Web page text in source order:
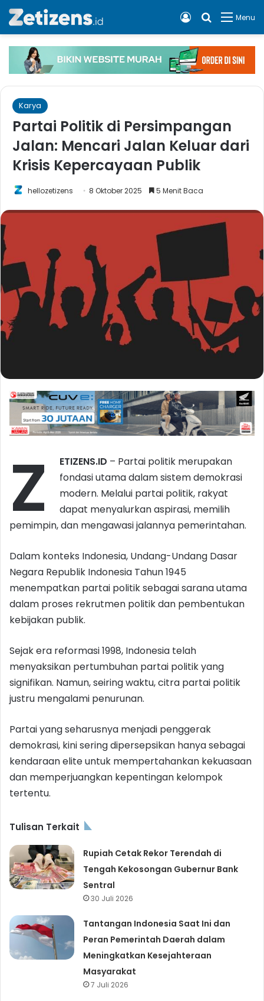
Menu
Cari apa,
Log In
Karya
Partai Politik di Persimpangan
Jalan: Mencari Jalan Keluar dari
Krisis Kepercayaan Publik
hellozetizens 8 Oktober 2025 5 Menit Baca
Z ETIZENS.ID – Partai politik merupakan
fondasi utama dalam sistem demokrasi
modern. Melalui partai politik, rakyat
dapat menyalurkan aspirasi, memilih
pemimpin, dan mengawasi jalannya pemerintahan.
Dalam konteks Indonesia, Undang-Undang Dasar
Negara Republik Indonesia Tahun 1945
menempatkan partai politik sebagai sarana utama
dalam proses rekrutmen politik dan pembentukan
kebijakan publik.
Sejak era reformasi 1998, Indonesia telah
menyaksikan pertumbuhan partai politik yang
signifikan. Namun, seiring waktu, citra partai politik
justru mengalami penurunan.
Partai yang seharusnya menjadi penggerak
demokrasi, kini sering dipersepsikan hanya sebagai
kendaraan elite untuk mempertahankan kekuasaan
dan memperjuangkan kepentingan kelompok
tertentu.
Tulisan Terkait
Rupiah Cetak Rekor Terendah di
Tengah Kekosongan Gubernur Bank
Sentral
30 Juli 2026
Tantangan Indonesia Saat Ini dan
Peran Pemerintah Daerah dalam
Meningkatkan Kesejahteraan
Masyarakat
7 Juli 2026